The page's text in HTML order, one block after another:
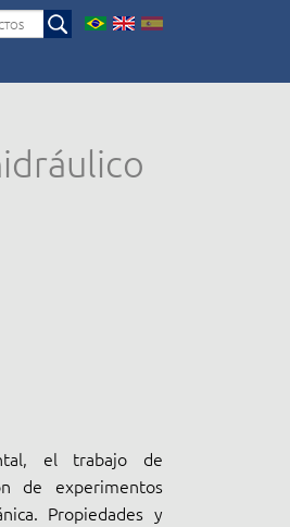
el trabajo de
de experimentos
Propiedades y